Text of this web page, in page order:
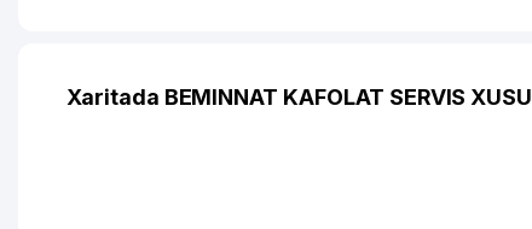
Xaritada BEMINNAT KAFOLAT SERVIS